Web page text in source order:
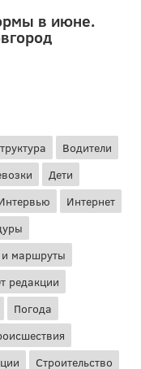
в июне.
Водители
Дети
Интернет
маршруты
редакции
Погода
Строительство